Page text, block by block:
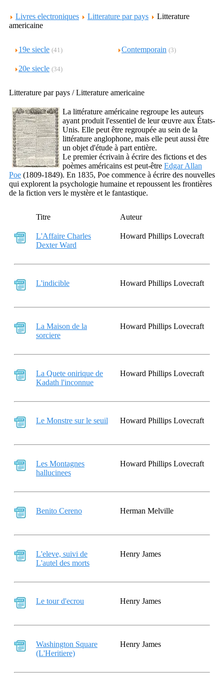
Livres electroniques Litterature par pays
Litterature
americaine
19e siecle (41) Contemporain (3)
20e siecle (34)
Litterature par pays / Litterature americaine
La littérature américaine regroupe les auteurs
ayant produit l'essentiel de leur œuvre aux États-
Unis. Elle peut être regroupée au sein de la
littérature anglophone, mais elle peut aussi être
un objet d'étude à part entière.
Le premier écrivain à écrire des fictions et des
poèmes américains est peut-être Edgar Allan
Poe (1809-1849). En 1835, Poe commence à écrire des nouvelles
qui explorent la psychologie humaine et repoussent les frontières
de la fiction vers le mystère et le fantastique.
Titre Auteur
L'Affaire Charles
Dexter Ward
Howard Phillips Lovecraft
L'indicible Howard Phillips Lovecraft
La Maison de la
sorciere
Howard Phillips Lovecraft
La Quete onirique de
Kadath l'inconnue
Howard Phillips Lovecraft
Le Monstre sur le seuil Howard Phillips Lovecraft
Les Montagnes
hallucinees
Howard Phillips Lovecraft
Benito Cereno Herman Melville
L'eleve, suivi de
L'autel des morts
Henry James
Le tour d'ecrou Henry James
Washington Square
(L'Heritiere)
Henry James